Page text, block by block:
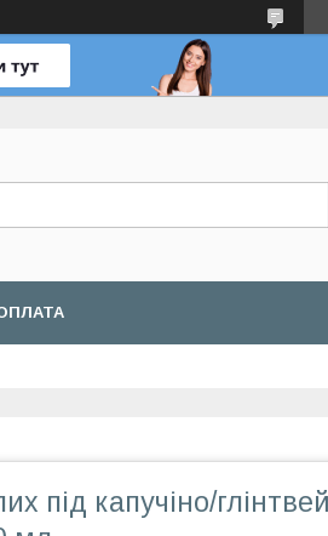
під капучіно/